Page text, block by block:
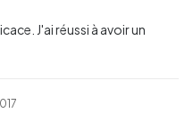
J'ai réussi à avoir un